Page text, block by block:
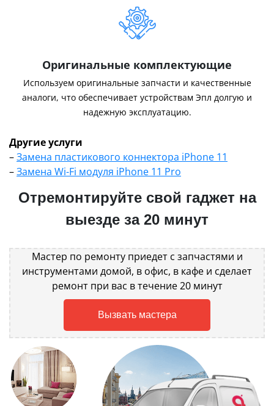
Оригинальные комплектующие
Используем оригинальные запчасти и качественные
аналоги, что обеспечивает устройствам Эпл долгую и
надежную эксплуатацию.
Другие услуги
–Замена пластикового коннектора iPhone 11
–Замена Wi-Fi модуля iPhone 11 Pro
Отремонтируйте свой гаджет на
выезде за 20 минут
Мастер по ремонту приедет с запчастями и
инструментами домой, в офис, в кафе и сделает
ремонт при вас в течение 20 минут
Вызвать мастера